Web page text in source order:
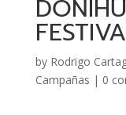
by Rodrigo
Campañas | 0